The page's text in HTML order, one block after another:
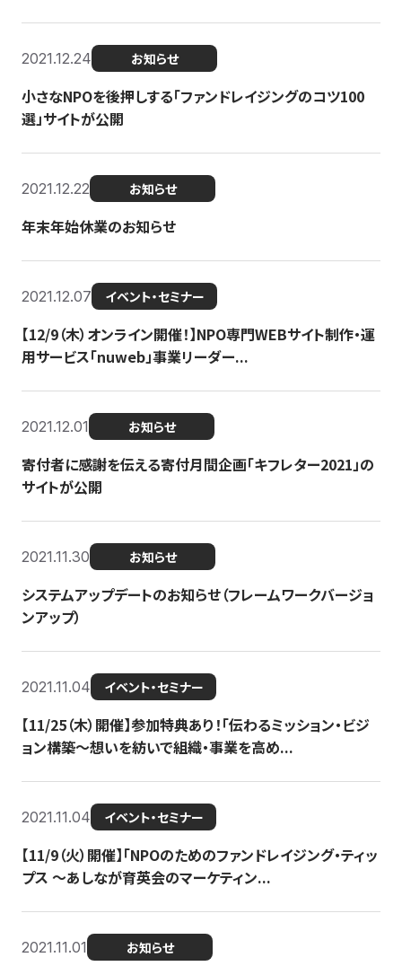
2021.12.24 お知らせ
小さなNPOを後押しする「ファンドレイジングのコツ100
選」サイトが公開
2021.12.22 お知らせ
年末年始休業のお知らせ
2021.12.07 イベント・セミナー
【12/9（木）オンライン開催！】NPO専門WEBサイト制作・運
用サービス「nuweb」事業リーダー...
2021.12.01 お知らせ
寄付者に感謝を伝える寄付月間企画「キフレター2021」の
サイトが公開
2021.11.30 お知らせ
システムアップデートのお知らせ（フレームワークバージョ
ンアップ）
2021.11.04 イベント・セミナー
【11/25（木）開催】参加特典あり！「伝わるミッション・ビジ
ョン構築〜想いを紡いで組織・事業を高め...
2021.11.04 イベント・セミナー
【11/9（火）開催】「NPOのためのファンドレイジング・ティッ
プス 〜あしなが育英会のマーケティン...
2021.11.01 お知らせ